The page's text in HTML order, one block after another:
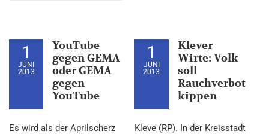
1
JUNI
2013
YouTube
gegen GEMA
oder GEMA
gegen
YouTube
Es wird als der Aprilscherz
1
JUNI
2013
Klever
Wirte: Volk
soll
Rauchverbot
kippen
Kleve (RP). In der Kreisstadt